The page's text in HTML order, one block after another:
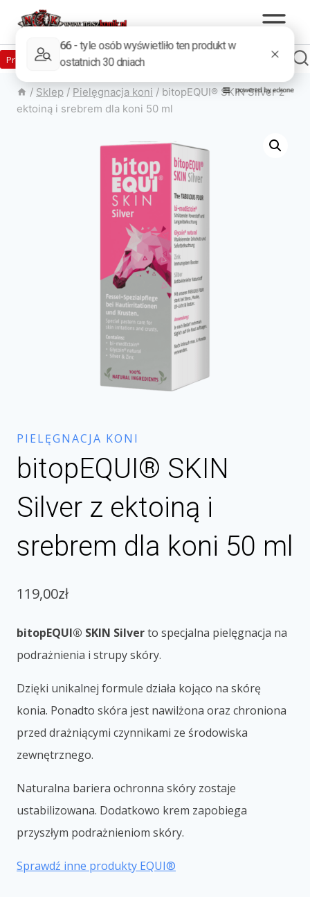
Produkty w sklepie Zaloguj 0
/ Sklep / Pielęgnacja koni / bitopEQUI® SKIN Silver z
ektoiną i srebrem dla koni 50 ml
PIELĘGNACJA KONI
bitopEQUI® SKIN
Silver z ektoiną i
srebrem dla koni 50 ml
119,00zł
bitopEQUI® SKIN Silverto specjalna pielęgnacja na
podrażnienia i strupy skóry.
Dzięki unikalnej formule działa kojąco na skórę
konia. Ponadto skóra jest nawilżona oraz chroniona
przed drażniącymi czynnikami ze środowiska
zewnętrznego.
Naturalna bariera ochronna skóry zostaje
ustabilizowana. Dodatkowo krem zapobiega
przyszłym podrażnieniom skóry.
Sprawdź inne produkty EQUI®